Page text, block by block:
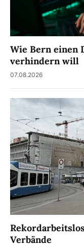
Wie Bern einen
verhindern will
07.08.2026
Verbände